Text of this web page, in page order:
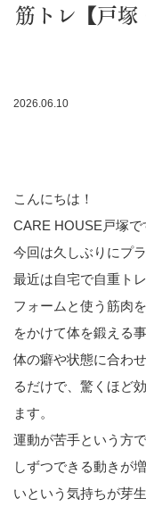
筋トレ【戸
2026.06.10
こんにちは！
CARE HOUSE戸塚で
今回は久しぶりにプ
最近は自宅で自重ト
フォームと使う筋肉
をかけて体を鍛える
体の癖や状態に合わ
るだけで、驚くほど
ます。
運動が苦手という方
しずつできる動きが
いという気持ちが芽